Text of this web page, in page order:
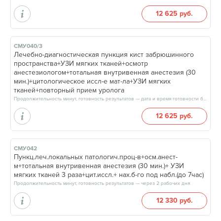
12 625 руб.
СМУ040/3
Лечебно-диагностическая пункция кист забрюшинного
пространства+УЗИ мягких тканей+осмотр
анестезиологом+тотальная внутривенная анестезия (30
мин.)+цитологическое иссл-е мат-ла+УЗИ мягких
тканей+повторный прием уролога
Продолжительность минут, готовность результатов — дата и время готовности будут сообщены врачом в день приёма
12 625 руб.
СМУ042
Пункц.леч.локальных патологич.проц-в+осм.анест-
м+тотальная внутривенная анестезия (30 мин.)+ УЗИ
мягких тканей 3 раза+цит.иссл.+ нах.б-го под набл.(до 7час)
Продолжительность минут, готовность результатов — через 2 рабочих дня
12 330 руб.